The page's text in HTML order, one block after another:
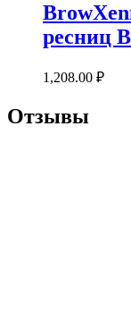
ресниц
1,208.00 ₽
Отзывы